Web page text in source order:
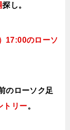
探し。
17:00のローソ
のローソク足
トリー。